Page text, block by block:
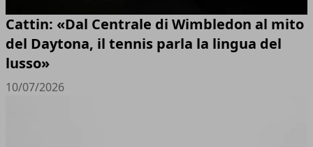
Cattin: «Dal Centrale di Wimbledon al mito
del Daytona, il tennis parla la lingua del
lusso»
10/07/2026